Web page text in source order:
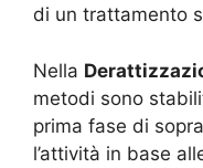
di un trattamento
Nella
metodi sono
prima fase di
l’attività in base